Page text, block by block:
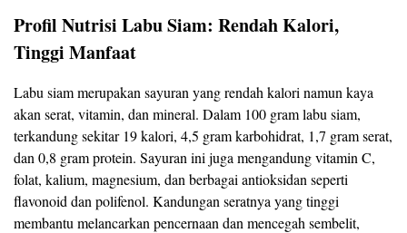
Profil Nutrisi Labu Siam: Rendah Kalori,
Tinggi Manfaat
Labu siam merupakan sayuran yang rendah kalori namun kaya
akan serat, vitamin, dan mineral. Dalam 100 gram labu siam,
terkandung sekitar 19 kalori, 4,5 gram karbohidrat, 1,7 gram serat,
dan 0,8 gram protein. Sayuran ini juga mengandung vitamin C,
folat, kalium, magnesium, dan berbagai antioksidan seperti
flavonoid dan polifenol. Kandungan seratnya yang tinggi
membantu melancarkan pencernaan dan mencegah sembelit,